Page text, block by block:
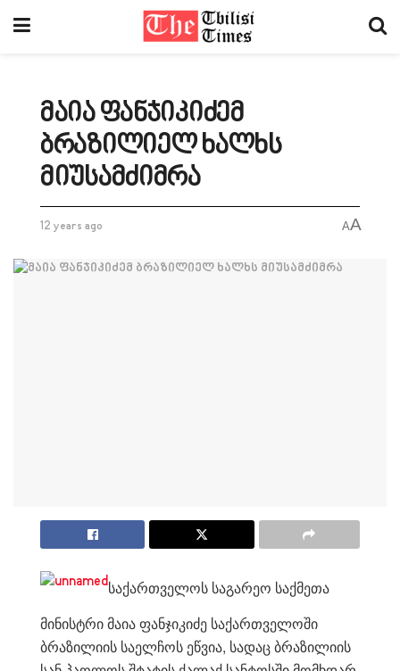
მაია ფანჯიკიძემ
ბრაზილიელ ხალხს
მიუსამძიმრა
12 years ago AA
საქართველოს საგარეო საქმეთა
მინისტრი მაია ფანჯიკიძე საქართველოში
ბრაზილიის საელჩოს ეწვია, სადაც ბრაზილიის